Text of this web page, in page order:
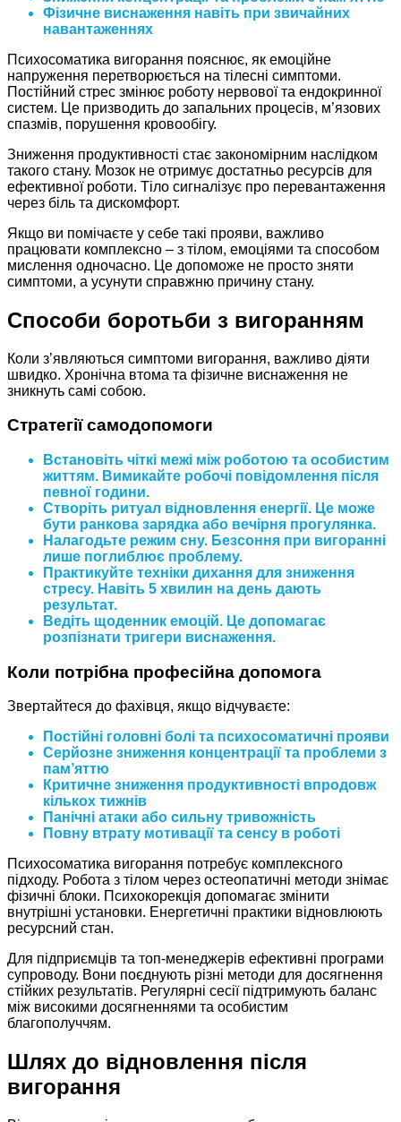
Фізичне виснаження навіть при звичайних
навантаженнях
Психосоматика вигорання пояснює, як емоційне
напруження перетворюється на тілесні симптоми.
Постійний стрес змінює роботу нервової та ендокринної
систем. Це призводить до запальних процесів, м’язових
спазмів, порушення кровообігу.
Зниження продуктивності стає закономірним наслідком
такого стану. Мозок не отримує достатньо ресурсів для
ефективної роботи. Тіло сигналізує про перевантаження
через біль та дискомфорт.
Якщо ви помічаєте у себе такі прояви, важливо
працювати комплексно – з тілом, емоціями та способом
мислення одночасно. Це допоможе не просто зняти
симптоми, а усунути справжню причину стану.
Способи боротьби з вигоранням
Коли з’являються симптоми вигорання, важливо діяти
швидко. Хронічна втома та фізичне виснаження не
зникнуть самі собою.
Стратегії самодопомоги
Встановіть чіткі межі між роботою та особистим
життям. Вимикайте робочі повідомлення після
певної години.
Створіть ритуал відновлення енергії. Це може
бути ранкова зарядка або вечірня прогулянка.
Налагодьте режим сну. Безсоння при вигоранні
лише поглиблює проблему.
Практикуйте техніки дихання для зниження
стресу. Навіть 5 хвилин на день дають
результат.
Ведіть щоденник емоцій. Це допомагає
розпізнати тригери виснаження.
Коли потрібна професійна допомога
Звертайтеся до фахівця, якщо відчуваєте:
Постійні головні болі та психосоматичні прояви
Серйозне зниження концентрації та проблеми з
пам’яттю
Критичне зниження продуктивності впродовж
кількох тижнів
Панічні атаки або сильну тривожність
Повну втрату мотивації та сенсу в роботі
Психосоматика вигорання потребує комплексного
підходу. Робота з тілом через остеопатичні методи знімає
фізичні блоки. Психокорекція допомагає змінити
внутрішні установки. Енергетичні практики відновлюють
ресурсний стан.
Для підприємців та топ-менеджерів ефективні програми
супроводу. Вони поєднують різні методи для досягнення
стійких результатів. Регулярні сесії підтримують баланс
між високими досягненнями та особистим
благополуччям.
Шлях до відновлення після
вигорання